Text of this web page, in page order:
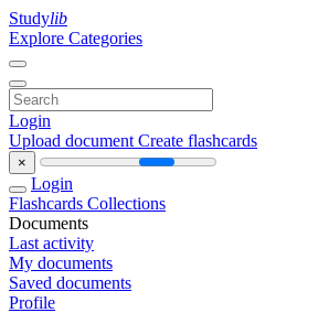
Studylib
Explore Categories
Login
Upload document Create flashcards
×
Login
Flashcards Collections
Documents
Last activity
My documents
Saved documents
Profile